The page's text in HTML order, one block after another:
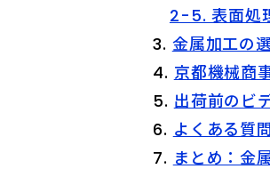
2-5. 表面処
金属加工の
京都機械商
出荷前のビ
よくある質
まとめ：金